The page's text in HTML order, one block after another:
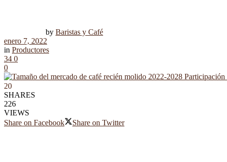
by Baristas y Café
enero 7, 2022
in Productores
34 0
0
20
SHARES
226
VIEWS
Share on Facebook
Share on Twitter